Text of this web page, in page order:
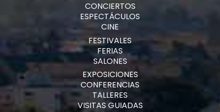
CONCIERTOS
ESPECTÁCULOS
CINE
FESTIVALES
FERIAS
SALONES
EXPOSICIONES
CONFERENCIAS
TALLERES
VISITAS GUIADAS